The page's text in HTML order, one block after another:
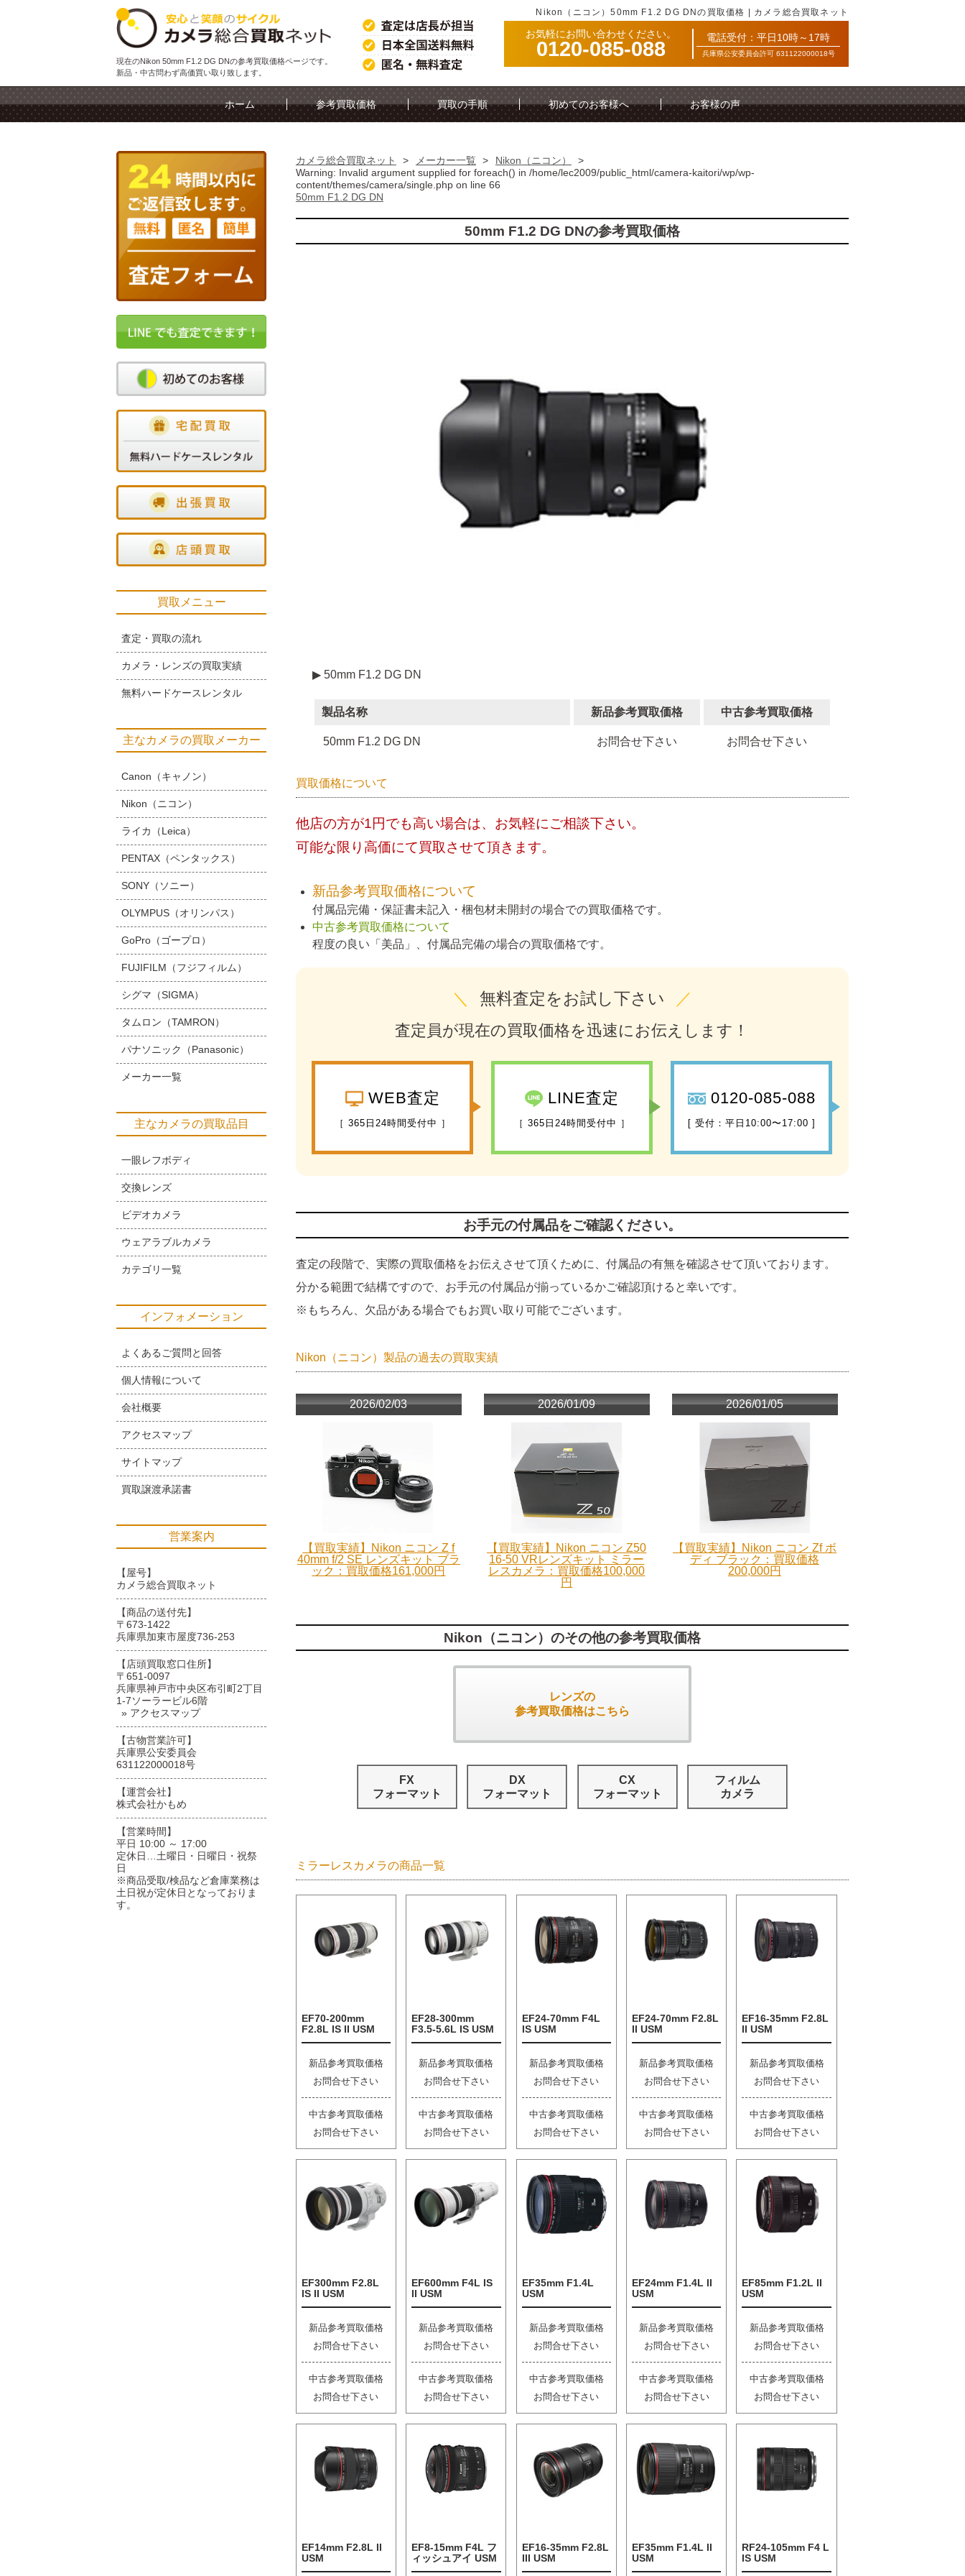
Nikon（ニコン）50mm F1.2 DG DNの買取価格 | カメラ総合買取ネット
現在のNikon 50mm F1.2 DG DNの参考買取価格ページです。
新品・中古問わず高価買い取り致します。
お気軽にお問い合わせください。
0120-085-088 電話受付：平日10時～17時
兵庫県公安委員会許可 631122000018号
ホーム 参考買取価格 買取の手順 初めてのお客様へ お客様の声
カメラ総合買取ネット > メーカー一覧 > Nikon（ニコン）
>
Warning: Invalid argument supplied for foreach() in /home/lec2009/public_html/camera-kaitori/wp/wp-
content/themes/camera/single.phpon line 66
50mm F1.2 DG DN
50mm F1.2 DG DNの参考買取価格
▶ 50mm F1.2 DG DN
製品名称 新品参考買取価格 中古参考買取価格
50mm F1.2 DG DN お問合せ下さい お問合せ下さい
買取価格について
他店の方が1円でも高い場合は、お気軽にご相談下さい。
可能な限り高価にて買取させて頂きます。
新品参考買取価格について
付属品完備・保証書未記入・梱包材未開封の場合での買取価格です。
中古参考買取価格について
程度の良い「美品」、付属品完備の場合の買取価格です。
＼ 無料査定をお試し下さい ／
査定員が現在の買取価格を迅速にお伝えします！
WEB査定
［ 365日24時間受付中 ］
LINE査定
［ 365日24時間受付中 ］
0120-085-088
[ 受付：平日10:00〜17:00 ]
お手元の付属品をご確認ください。
査定の段階で、実際の買取価格をお伝えさせて頂くために、付属品の有無を確認させて頂いております。
分かる範囲で結構ですので、お手元の付属品が揃っているかご確認頂けると幸いです。
※もちろん、欠品がある場合でもお買い取り可能でございます。
Nikon（ニコン）製品の過去の買取実績
2026/02/03
【買取実績】Nikon ニコン Z f
40mm f/2 SE レンズキット ブラ
ック：買取価格161,000円
2026/01/09
【買取実績】Nikon ニコン Z50
16-50 VRレンズキット ミラー
レスカメラ：買取価格100,000
円
2026/01/05
【買取実績】Nikon ニコン Zf ボ
ディ ブラック：買取価格
200,000円
Nikon（ニコン）のその他の参考買取価格
レンズの
参考買取価格はこちら
FX
フォーマット
DX
フォーマット
CX
フォーマット
フィルム
カメラ
ミラーレスカメラの商品一覧
EF70-200mm
F2.8L IS II USM
新品参考買取価格
お問合せ下さい
中古参考買取価格
お問合せ下さい
EF28-300mm
F3.5-5.6L IS USM
新品参考買取価格
お問合せ下さい
中古参考買取価格
お問合せ下さい
EF24-70mm F4L
IS USM
新品参考買取価格
お問合せ下さい
中古参考買取価格
お問合せ下さい
EF24-70mm F2.8L
II USM
新品参考買取価格
お問合せ下さい
中古参考買取価格
お問合せ下さい
EF16-35mm F2.8L
II USM
新品参考買取価格
お問合せ下さい
中古参考買取価格
お問合せ下さい
EF300mm F2.8L
IS II USM
新品参考買取価格
お問合せ下さい
中古参考買取価格
お問合せ下さい
EF600mm F4L IS
II USM
新品参考買取価格
お問合せ下さい
中古参考買取価格
お問合せ下さい
EF35mm F1.4L
USM
新品参考買取価格
お問合せ下さい
中古参考買取価格
お問合せ下さい
EF24mm F1.4L II
USM
新品参考買取価格
お問合せ下さい
中古参考買取価格
お問合せ下さい
EF85mm F1.2L II
USM
新品参考買取価格
お問合せ下さい
中古参考買取価格
お問合せ下さい
EF14mm F2.8L II
USM
EF8-15mm F4L フ
ィッシュアイ USM
EF16-35mm F2.8L
III USM
EF35mm F1.4L II
USM
RF24-105mm F4 L
IS USM
買取メニュー
査定・買取の流れ
カメラ・レンズの買取実績
無料ハードケースレンタル
主なカメラの買取メーカー
Canon（キャノン）
Nikon（ニコン）
ライカ（Leica）
PENTAX（ペンタックス）
SONY（ソニー）
OLYMPUS（オリンパス）
GoPro（ゴープロ）
FUJIFILM（フジフィルム）
シグマ（SIGMA）
タムロン（TAMRON）
パナソニック（Panasonic）
メーカー一覧
主なカメラの買取品目
一眼レフボディ
交換レンズ
ビデオカメラ
ウェアラブルカメラ
カテゴリ一覧
インフォメーション
よくあるご質問と回答
個人情報について
会社概要
アクセスマップ
サイトマップ
買取譲渡承諾書
営業案内
【屋号】
カメラ総合買取ネット
【商品の送付先】
〒673-1422
兵庫県加東市屋度736-253
【店頭買取窓口住所】
〒651-0097
兵庫県神戸市中央区布引町2丁目
1-7ソーラービル6階
» アクセスマップ
【古物営業許可】
兵庫県公安委員会
631122000018号
【運営会社】
株式会社かもめ
【営業時間】
平日 10:00 ～ 17:00
定休日…土曜日・日曜日・祝祭
日
※商品受取/検品など倉庫業務は
土日祝が定休日となっておりま
す。